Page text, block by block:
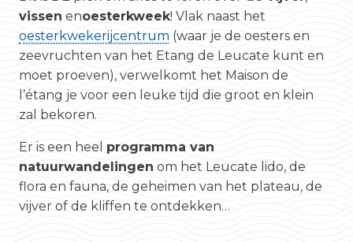
vissen enoesterkweek! Vlak naast het
oesterkwekerijcentrum (waar je de oesters en
zeevruchten van het Etang de Leucate kunt en
moet proeven), verwelkomt het Maison de
l’étang je voor een leuke tijd die groot en klein
zal bekoren.
Er is een heel programma van
natuurwandelingen om het Leucate lido, de
flora en fauna, de geheimen van het plateau, de
vijver of de kliffen te ontdekken…